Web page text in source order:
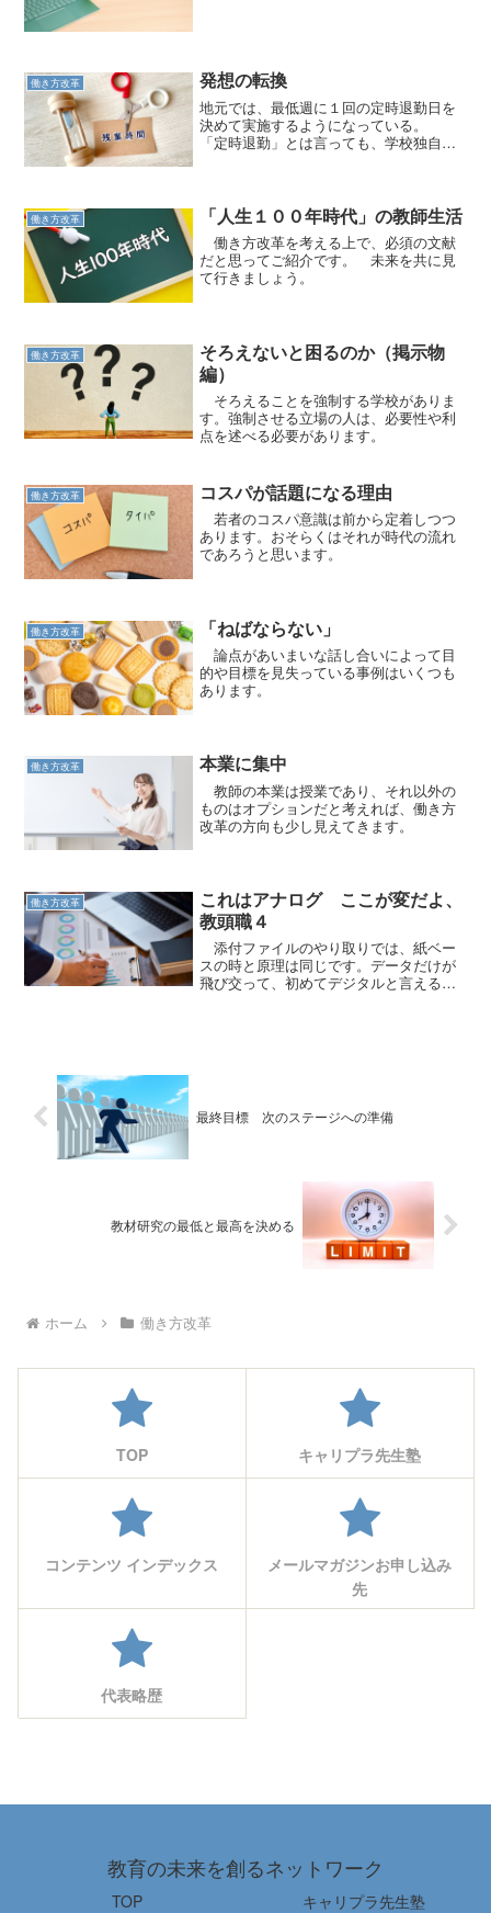
働き方改革 発想の転換
地元では、最低週に１回の定時退勤日を
決めて実施するようになっている。
「定時退勤」とは言っても、学校独自で
た。 しかし、この週１回の...
働き方改革 「人生１００年時代」の教師生活
働き方改革を考える上で、必須の文献
だと思ってご紹介です。 未来を共に見
て行きましょう。
働き方改革
そろえないと困るのか（掲示物
編）
そろえることを強制する学校がありま
す。強制させる立場の人は、必要性や利
点を述べる必要があります。
働き方改革 コスパが話題になる理由
若者のコスパ意識は前から定着しつつ
あります。おそらくはそれが時代の流れ
であろうと思います。
働き方改革 「ねばならない」
論点があいまいな話し合いによって目
的や目標を見失っている事例はいくつも
あります。
働き方改革 本業に集中
教師の本業は授業であり、それ以外の
ものはオプションだと考えれば、働き方
改革の方向も少し見えてきます。
働き方改革
これはアナログ ここが変だよ、
教頭職４
添付ファイルのやり取りでは、紙ベー
スの時と原理は同じです。データだけが
飛び交って、初めてデジタルと言えるの
最終目標 次のステージへの準備
教材研究の最低と最高を決める
ホーム 働き方改革
TOP キャリプラ先生塾
コンテンツ インデックス
メールマガジンお申し込み
先
代表略歴
教育の未来を創るネットワーク
TOP キャリプラ先生塾